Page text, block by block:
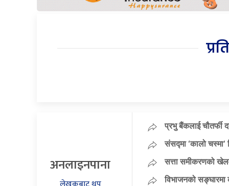
अनलाइनपाना
प्रभु बैंकलाई चौतर्फी
संसद्मा ‘कालो चस्मा’
सत्ता समीकरणको
विभाजनको सङ्घारमा